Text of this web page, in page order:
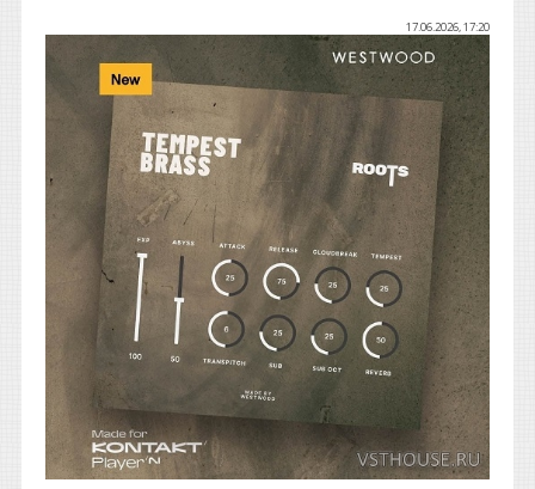
17.06.2026, 17:20